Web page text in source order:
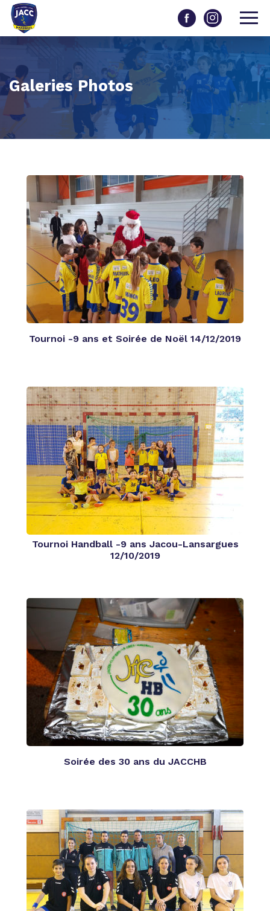
Galeries Photos
Tournoi -9 ans et Soirée de Noël 14/12/2019
Tournoi Handball -9 ans Jacou-Lansargues
12/10/2019
Soirée des 30 ans du JACCHB